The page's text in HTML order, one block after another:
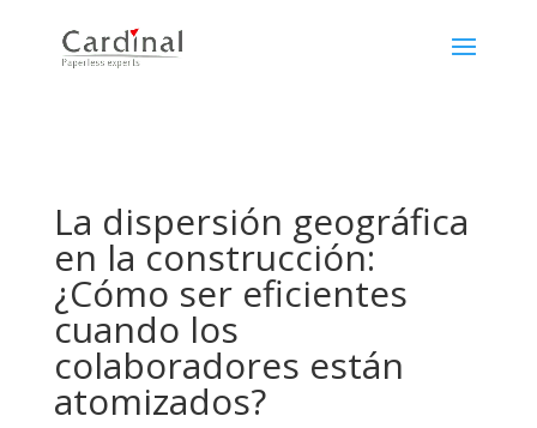
La dispersión geográfica
en la construcción:
¿Cómo ser eficientes
cuando los
colaboradores están
atomizados?